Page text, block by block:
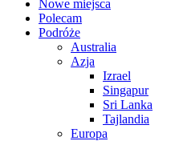
Nowe miejsca
Polecam
Podróże
Australia
Azja
Izrael
Singapur
Sri Lanka
Tajlandia
Europa